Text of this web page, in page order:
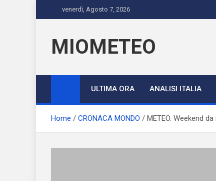
to
venerdì, Agosto 7, 2026
MIOMETEO
ULTIMA ORA ANALISI ITALIA
Home CRONACA MONDO METEO. Weekend